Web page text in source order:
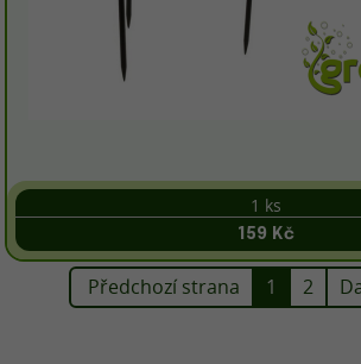
1 ks
159 Kč
Předchozí strana 1 2